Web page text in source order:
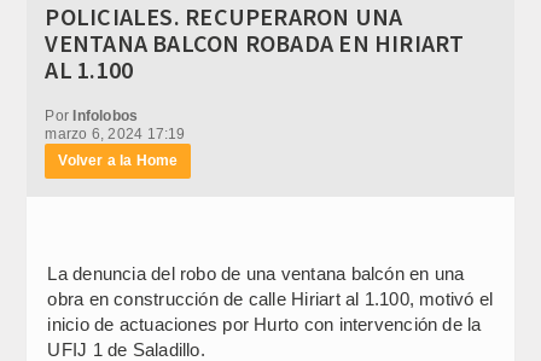
POLICIALES. RECUPERARON UNA
VENTANA BALCON ROBADA EN HIRIART
AL 1.100
Por Infolobos
marzo 6, 2024 17:19
Volver a la Home
La denuncia del robo de una ventana balcón en una
obra en construcción de calle Hiriart al 1.100, motivó el
inicio de actuaciones por Hurto con intervención de la
UFIJ 1 de Saladillo.